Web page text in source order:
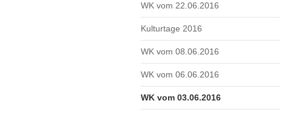
WK vom 22.06.2016
Kulturtage 2016
WK vom 08.06.2016
WK vom 06.06.2016
WK vom 03.06.2016